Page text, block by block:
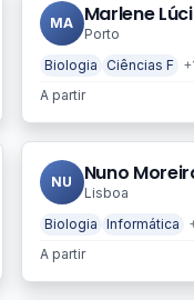
MA Marlene
Porto
Biologia
Ciências F
A partir
NU Nuno
Lisboa
Biologia Informática
A partir